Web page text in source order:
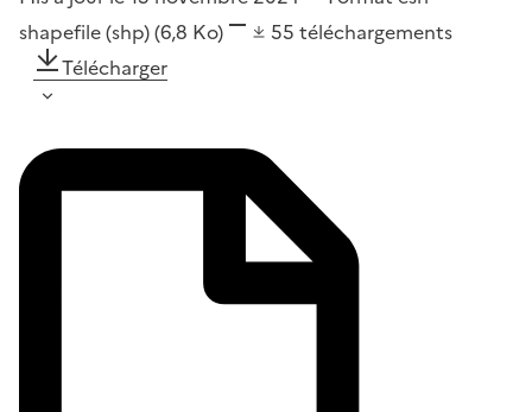
shapefile (shp)(6,8 Ko) 55 téléchargements
Télécharger